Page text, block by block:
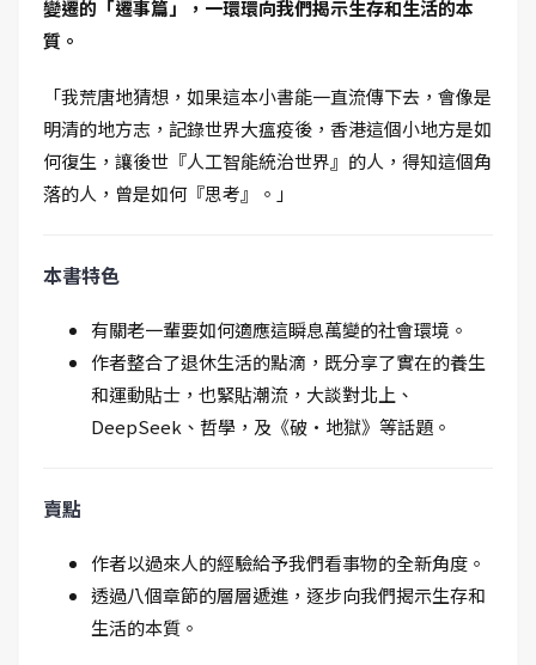
變遷的「遷事篇」，一環環向我們揭示生存和生活的本
質。
「我荒唐地猜想，如果這本小書能一直流傳下去，會像是
明清的地方志，記錄世界大瘟疫後，香港這個小地方是如
何復生，讓後世『人工智能統治世界』的人，得知這個角
落的人，曾是如何『思考』。」
本書特色
有關老一輩要如何適應這瞬息萬變的社會環境。
作者整合了退休生活的點滴，既分享了實在的養生
和運動貼士，也緊貼潮流，大談對北上、
DeepSeek、哲學，及《破·地獄》等話題。
賣點
作者以過來人的經驗給予我們看事物的全新角度。
透過八個章節的層層遞進，逐步向我們揭示生存和
生活的本質。